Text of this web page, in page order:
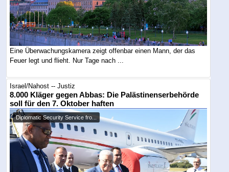
Eine Überwachungskamera zeigt offenbar einen Mann, der das
Feuer legt und flieht. Nur Tage nach ...
Israel/Nahost -- Justiz
8.000 Kläger gegen Abbas: Die Palästinenserbehörde
soll für den 7. Oktober haften
Diplomatic Security Service fro...